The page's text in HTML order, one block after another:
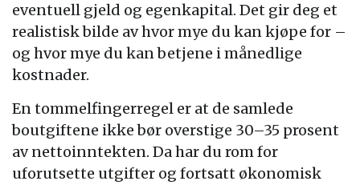
eventuell gjeld og egenkapital. Det gir deg et
realistisk bilde av hvor mye du kan kjøpe for –
og hvor mye du kan betjene i månedlige
kostnader.
En tommelfingerregel er at de samlede
boutgiftene ikke bør overstige 30–35 prosent
av nettoinntekten. Da har du rom for
uforutsette utgifter og fortsatt økonomisk